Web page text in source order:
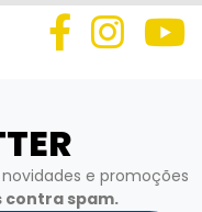
e promoções
contra spam.